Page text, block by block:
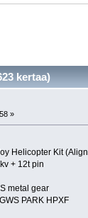
kertaa)
»
Helicopter Kit
+ 12t pin
metal gear
PARK HPXF